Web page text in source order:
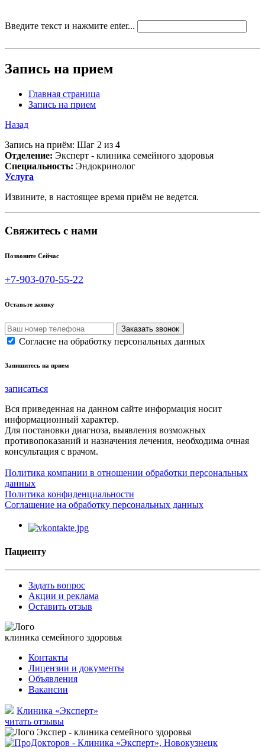
Введите текст и нажмите enter...
Запись на прием
Главная страница
Запись на прием
Назад
Запись на приём: Шаг 2 из 4
Отделение: Эксперт - клиника семейного здоровья
Специальность: Эндокринолог
Услуга
Извините, в настоящее время приём не ведется.
Свяжитесь с нами
Позвоните Сейчас
+7-903-070-55-22
Оставьте заявку
Согласие на обработку персональных данных
Запишитесь на прием
записаться
Вся приведенная на данном сайте информация носит
информационный характер.
Для постановки диагноза, выявления возможных
противопоказаний и назначения лечения, необходима очная
консультация с врачом.
Политика компании в отношении обработки персональных
данных
Политика конфиденциальности
Соглашение на обработку персональных данных
Пациенту
Задать вопрос
Акции и реклама
Оставить отзыв
клиника семейного здоровья
Контакты
Лицензии и документы
Объявления
Вакансии
Клиника «Эксперт»
читать отзывы